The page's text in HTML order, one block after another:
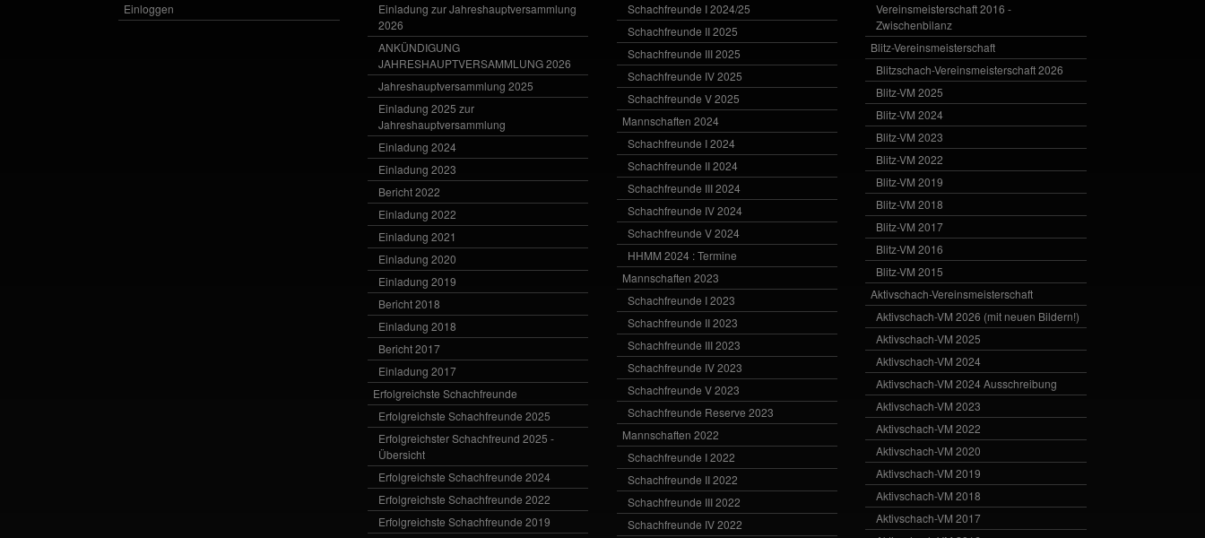
Einloggen
Einladung zur Jahreshauptversammlung
2026
ANKÜNDIGUNG
JAHRESHAUPTVERSAMMLUNG 2026
Jahreshauptversammlung 2025
Einladung 2025 zur
Jahreshauptversammlung
Einladung 2024
Einladung 2023
Bericht 2022
Einladung 2022
Einladung 2021
Einladung 2020
Einladung 2019
Bericht 2018
Einladung 2018
Bericht 2017
Einladung 2017
Erfolgreichste Schachfreunde
Erfolgreichste Schachfreunde 2025
Erfolgreichster Schachfreund 2025 -
Übersicht
Erfolgreichste Schachfreunde 2024
Erfolgreichste Schachfreunde 2022
Erfolgreichste Schachfreunde 2019
Schachfreunde I 2024/25
Schachfreunde II 2025
Schachfreunde III 2025
Schachfreunde IV 2025
Schachfreunde V 2025
Mannschaften 2024
Schachfreunde I 2024
Schachfreunde II 2024
Schachfreunde III 2024
Schachfreunde IV 2024
Schachfreunde V 2024
HHMM 2024 : Termine
Mannschaften 2023
Schachfreunde I 2023
Schachfreunde II 2023
Schachfreunde III 2023
Schachfreunde IV 2023
Schachfreunde V 2023
Schachfreunde Reserve 2023
Mannschaften 2022
Schachfreunde I 2022
Schachfreunde II 2022
Schachfreunde III 2022
Schachfreunde IV 2022
Vereinsmeisterschaft 2016 -
Zwischenbilanz
Blitz-Vereinsmeisterschaft
Blitzschach-Vereinsmeisterschaft 2026
Blitz-VM 2025
Blitz-VM 2024
Blitz-VM 2023
Blitz-VM 2022
Blitz-VM 2019
Blitz-VM 2018
Blitz-VM 2017
Blitz-VM 2016
Blitz-VM 2015
Aktivschach-Vereinsmeisterschaft
Aktivschach-VM 2026 (mit neuen Bildern!)
Aktivschach-VM 2025
Aktivschach-VM 2024
Aktivschach-VM 2024 Ausschreibung
Aktivschach-VM 2023
Aktivschach-VM 2022
Aktivschach-VM 2020
Aktivschach-VM 2019
Aktivschach-VM 2018
Aktivschach-VM 2017